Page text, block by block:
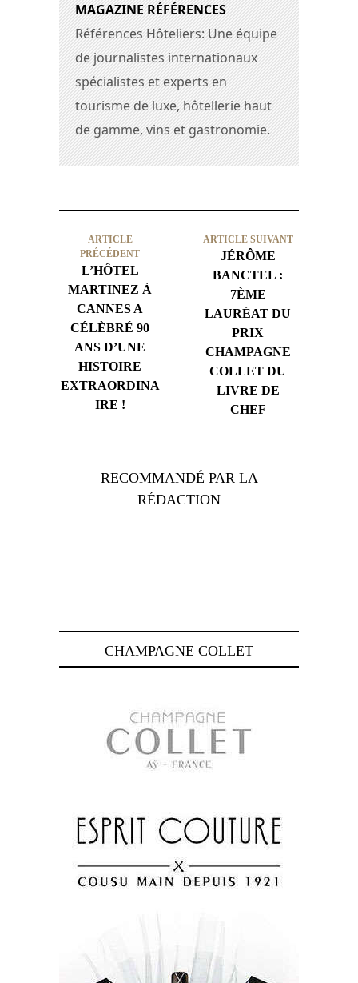
MAGAZINE RÉFÉRENCES
Références Hôteliers: Une équipe
de journalistes internationaux
spécialistes et experts en
tourisme de luxe, hôtellerie haut
de gamme, vins et gastronomie.
ARTICLE
PRÉCÉDENT
L’HÔTEL
MARTINEZ À
CANNES A
CÉLÈBRÉ 90
ANS D’UNE
HISTOIRE
EXTRAORDINA
IRE !
ARTICLE SUIVANT
JÉRÔME
BANCTEL :
7ÈME
LAURÉAT DU
PRIX
CHAMPAGNE
COLLET DU
LIVRE DE
CHEF
RECOMMANDÉ PAR LA
RÉDACTION
CHAMPAGNE COLLET